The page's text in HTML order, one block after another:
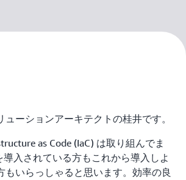
ューションアーキテクトの桂井です。
as Code (IaC) は取り組んでま
導入されている方もこれから導入しよ
もいらっしゃると思います。効率の良